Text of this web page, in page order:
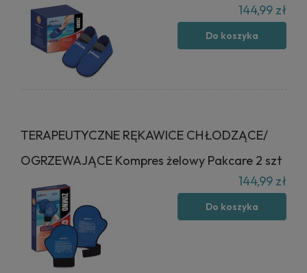
144,99 zł
Do koszyka
TERAPEUTYCZNE RĘKAWICE CHŁODZĄCE/
OGRZEWAJĄCE Kompres żelowy Pakcare 2 szt
144,99 zł
Do koszyka